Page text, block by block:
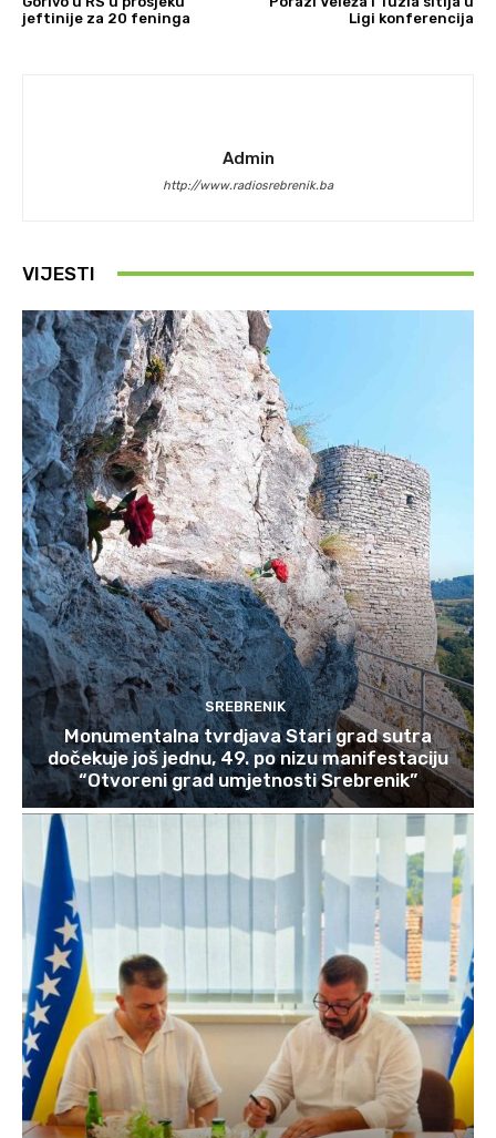
jeftinije za 20 feninga
Ligi konferencija
Admin
http://www.radiosrebrenik.ba
VIJESTI
SREBRENIK
Monumentalna tvrdjava Stari grad sutra
dočekuje još jednu, 49. po nizu manifestaciju
“Otvoreni grad umjetnosti Srebrenik”